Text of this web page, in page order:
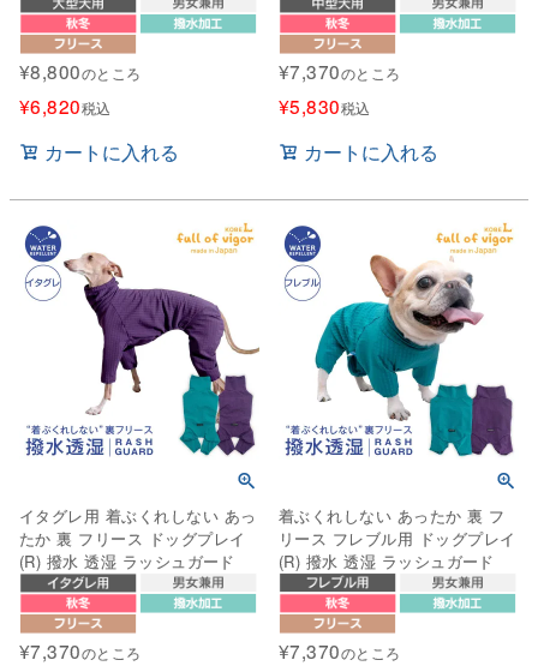
¥8,800のところ
¥6,820税込
カートに入れる
¥7,370のところ
¥5,830税込
カートに入れる
イタグレ用 着ぶくれしない あっ
たか 裏 フリース ドッグプレイ
(R) 撥水 透湿 ラッシュガード
¥7,370のところ
着ぶくれしない あったか 裏 フ
リース フレブル用 ドッグプレイ
(R) 撥水 透湿 ラッシュガード
¥7,370のところ